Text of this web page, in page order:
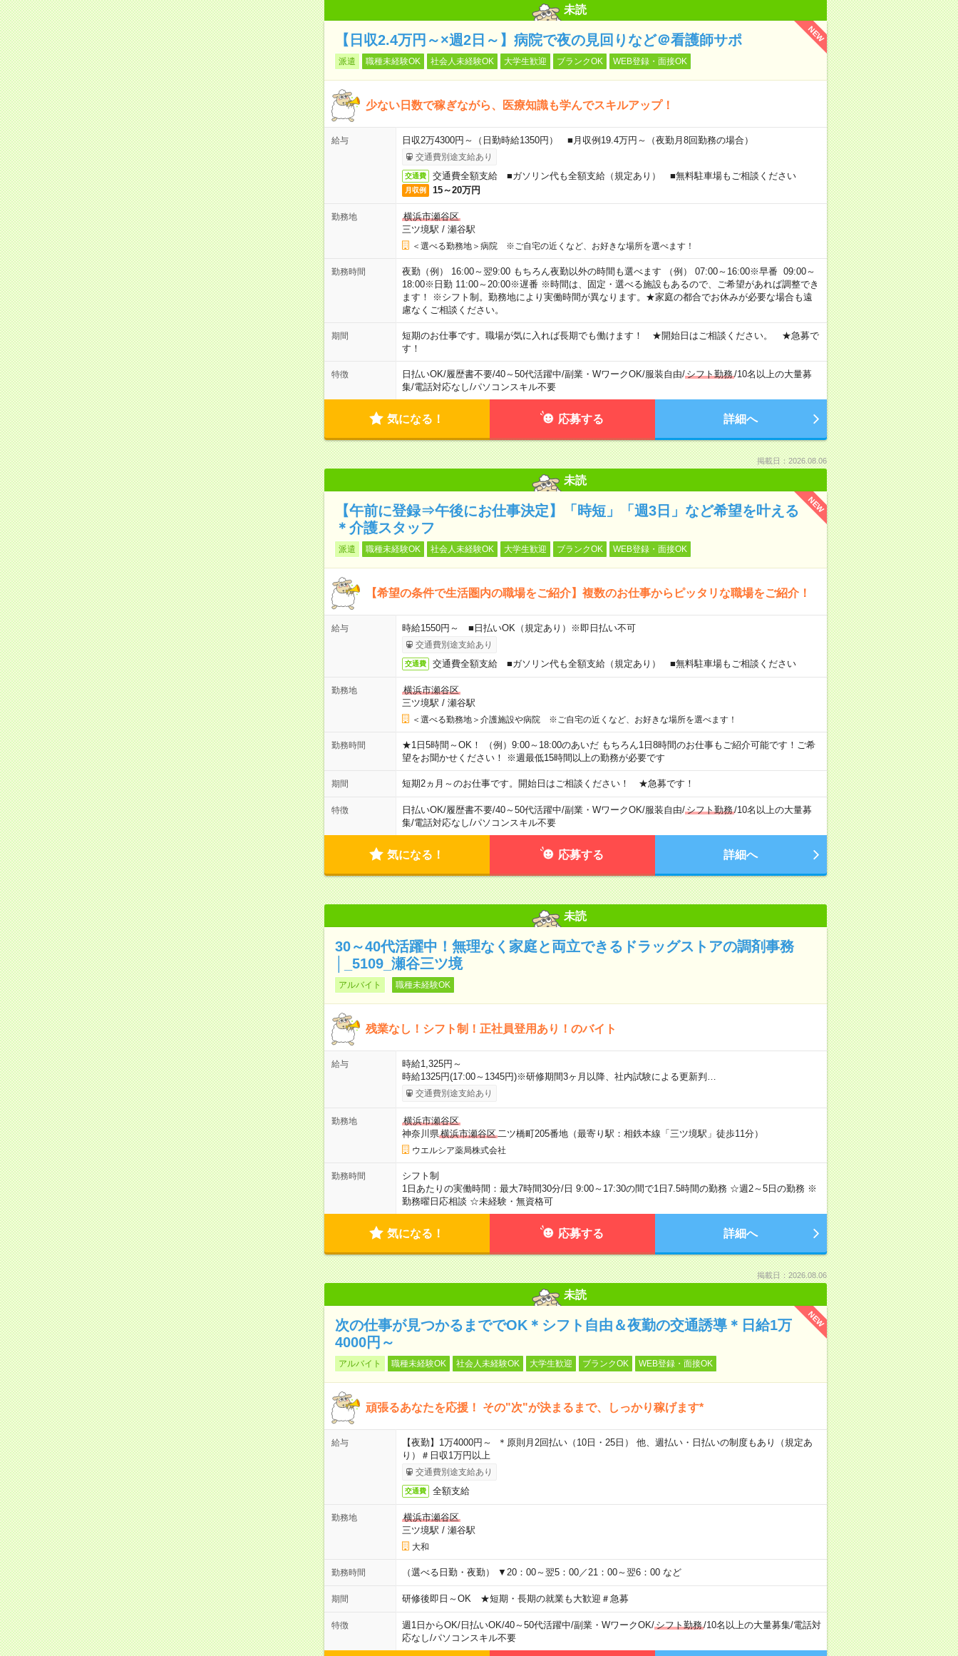
未読
NEW
【日収2.4万円～×週2日～】病院で夜の見回りなど＠看護師サポ
派遣 職種未経験OK 社会人未経験OK 大学生歓迎 ブランクOK WEB登録・面接OK
少ない日数で稼ぎながら、医療知識も学んでスキルアップ！
給与 日収2万4300円～（日勤時給1350円） ■月収例19.4万円～（夜勤月8回勤務の場合）
交通費別途支給あり
交通費 交通費全額支給 ■ガソリン代も全額支給（規定あり） ■無料駐車場もご相談ください
月収例 15～20万円
勤務地
横浜市瀬谷区
三ツ境駅 / 瀬谷駅
＜選べる勤務地＞病院 ※ご自宅の近くなど、お好きな場所を選べます！
勤務時間
夜勤（例） 16:00～翌9:00 もちろん夜勤以外の時間も選べます （例） 07:00～16:00※早番 09:00～
18:00※日勤 11:00～20:00※遅番 ※時間は、固定・選べる施設もあるので、ご希望があれば調整でき
ます！ ※シフト制。勤務地により実働時間が異なります。★家庭の都合でお休みが必要な場合も遠
慮なくご相談ください。
期間
短期のお仕事です。職場が気に入れば長期でも働けます！ ★開始日はご相談ください。 ★急募で
す！
特徴 日払いOK/履歴書不要/40～50代活躍中/副業・WワークOK/服装自由/シフト勤務/10名以上の大量募
集/電話対応なし/パソコンスキル不要
気になる！ 応募する 詳細へ
掲載日：2026.08.06
未読
NEW
【午前に登録⇒午後にお仕事決定】「時短」「週3日」など希望を叶える
＊介護スタッフ
派遣 職種未経験OK 社会人未経験OK 大学生歓迎 ブランクOK WEB登録・面接OK
【希望の条件で生活圏内の職場をご紹介】複数のお仕事からピッタリな職場をご紹介！
給与 時給1550円～ ■日払いOK（規定あり）※即日払い不可
交通費別途支給あり
交通費 交通費全額支給 ■ガソリン代も全額支給（規定あり） ■無料駐車場もご相談ください
勤務地
横浜市瀬谷区
三ツ境駅 / 瀬谷駅
＜選べる勤務地＞介護施設や病院 ※ご自宅の近くなど、お好きな場所を選べます！
勤務時間
★1日5時間～OK！ （例）9:00～18:00のあいだ もちろん1日8時間のお仕事もご紹介可能です！ご希
望をお聞かせください！ ※週最低15時間以上の勤務が必要です
期間 短期2ヵ月～のお仕事です。開始日はご相談ください！ ★急募です！
特徴 日払いOK/履歴書不要/40～50代活躍中/副業・WワークOK/服装自由/シフト勤務/10名以上の大量募
集/電話対応なし/パソコンスキル不要
気になる！ 応募する 詳細へ
未読
30～40代活躍中！無理なく家庭と両立できるドラッグストアの調剤事務
│_5109_瀬谷三ツ境
アルバイト 職種未経験OK
残業なし！シフト制！正社員登用あり！のバイト
給与
時給1,325円～
時給1325円(17:00～1345円)※研修期間3ヶ月以降、社内試験による更新判…
交通費別途支給あり
勤務地
横浜市瀬谷区
神奈川県横浜市瀬谷区二ツ橋町205番地（最寄り駅：相鉄本線「三ツ境駅」徒歩11分）
ウエルシア薬局株式会社
勤務時間
シフト制
1日あたりの実働時間：最大7時間30分/日 9:00～17:30の間で1日7.5時間の勤務 ☆週2～5日の勤務 ※
勤務曜日応相談 ☆未経験・無資格可
気になる！ 応募する 詳細へ
掲載日：2026.08.06
未読
NEW
次の仕事が見つかるまででOK＊シフト自由＆夜勤の交通誘導＊日給1万
4000円～
アルバイト 職種未経験OK 社会人未経験OK 大学生歓迎 ブランクOK WEB登録・面接OK
頑張るあなたを応援！ その"次"が決まるまで、しっかり稼げます*
給与
【夜勤】1万4000円～ ＊原則月2回払い（10日・25日） 他、週払い・日払いの制度もあり（規定あ
り）＃日収1万円以上
交通費別途支給あり
交通費 全額支給
勤務地
横浜市瀬谷区
三ツ境駅 / 瀬谷駅
大和
勤務時間 （選べる日勤・夜勤） ▼20：00～翌5：00／21：00～翌6：00 など
期間 研修後即日～OK ★短期・長期の就業も大歓迎＃急募
特徴 週1日からOK/日払いOK/40～50代活躍中/副業・WワークOK/シフト勤務/10名以上の大量募集/電話対
応なし/パソコンスキル不要